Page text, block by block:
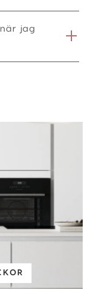
jag